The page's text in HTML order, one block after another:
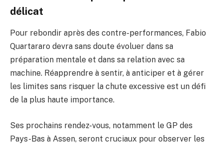
délicat
Pour rebondir après des contre-performances, Fabio
Quartararo devra sans doute évoluer dans sa
préparation mentale et dans sa relation avec sa
machine. Réapprendre à sentir, à anticiper et à gérer
les limites sans risquer la chute excessive est un défi
de la plus haute importance.
Ses prochains rendez-vous, notamment le GP des
Pays-Bas à Assen, seront cruciaux pour observer les